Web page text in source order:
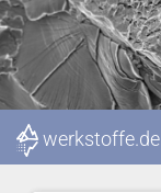
werkstoffe.de